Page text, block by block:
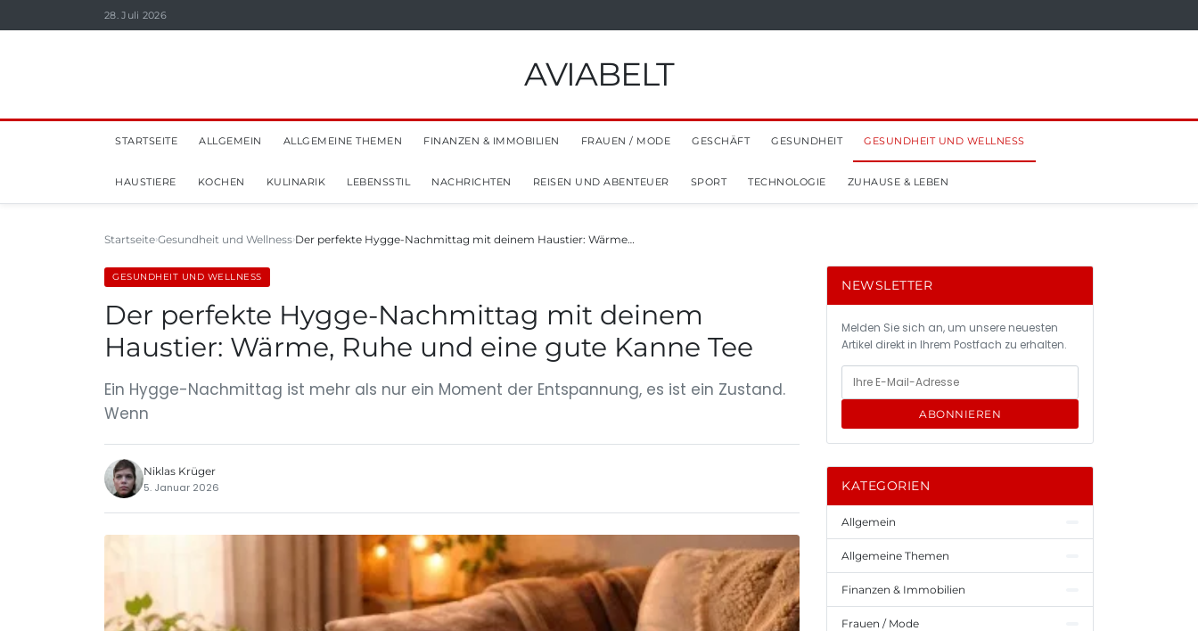
28. Juli 2026
AVIABELT
STARTSEITE ALLGEMEIN ALLGEMEINE THEMEN FINANZEN & IMMOBILIEN FRAUEN / MODE GESCHÄFT GESUNDHEIT GESUNDHEIT UND WELLNESS
HAUSTIERE KOCHEN KULINARIK LEBENSSTIL NACHRICHTEN REISEN UND ABENTEUER SPORT TECHNOLOGIE ZUHAUSE & LEBEN
Startseite Gesundheit und Wellness Der perfekte Hygge-Nachmittag mit deinem Haustier: Wärme…
GESUNDHEIT UND WELLNESS
Der perfekte Hygge-Nachmittag mit deinem
Haustier: Wärme, Ruhe und eine gute Kanne Tee
Ein Hygge-Nachmittag ist mehr als nur ein Moment der Entspannung, es ist ein Zustand.
Wenn
Niklas Krüger
5. Januar 2026
NEWSLETTER
Melden Sie sich an, um unsere neuesten
Artikel direkt in Ihrem Postfach zu erhalten.
ABONNIEREN
KATEGORIEN
Allgemein
Allgemeine Themen
Finanzen & Immobilien
Frauen / Mode